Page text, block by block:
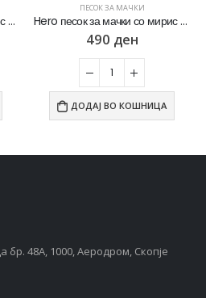
Hero песок за мачки со мирис на Марсејски сапун [Вреќичка 5Л]
ПЕСОК ЗА МАЧКИ
Hero песок за мачки со мирис на Лаванда [Вреќичка 10Л]
490 ден
ДОДАЈ ВО КОШНИЦА
бр. 48А, 1000, Аеродром, Скопје